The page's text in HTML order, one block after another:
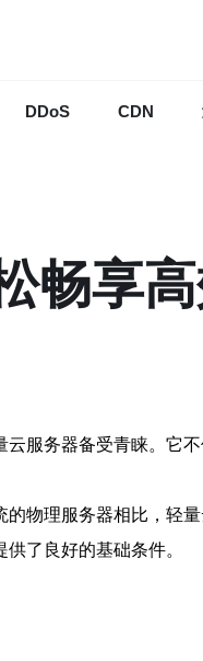
DDoS CDN
畅享
服务器备受青睐。它
物理服务器相比，轻
了良好的基础条件。